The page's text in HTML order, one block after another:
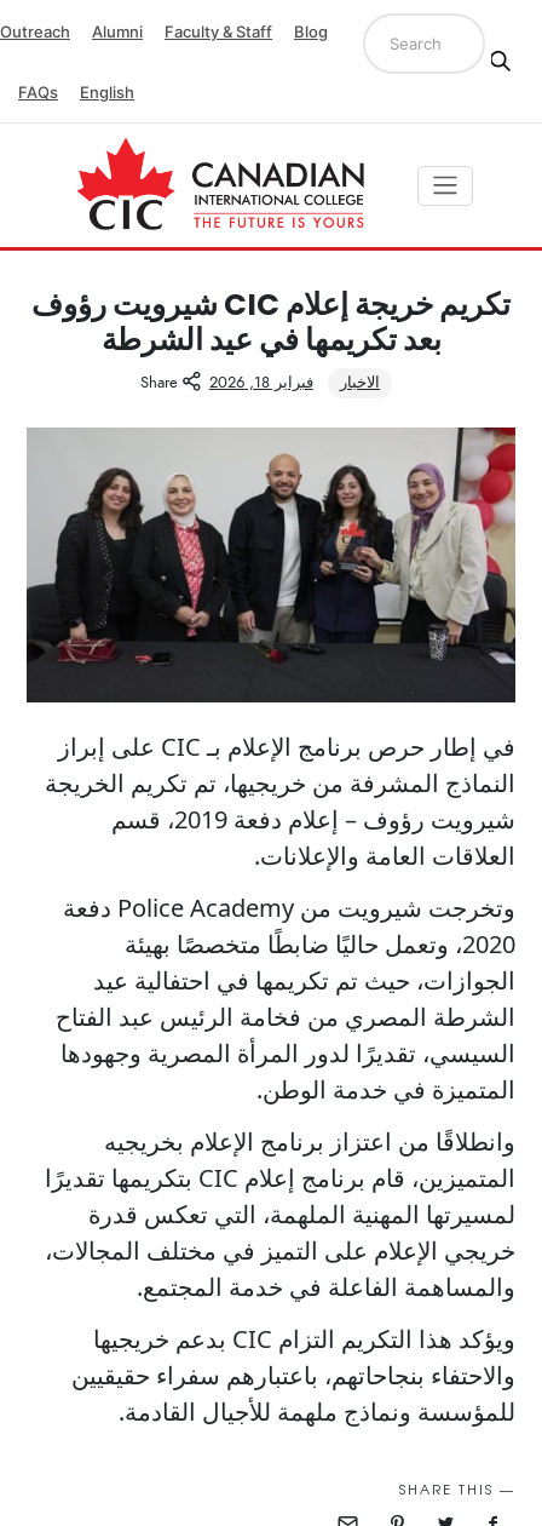
Outreach Alumni Faculty & Staff Blog
FAQs English
تكريم خريجة إعلام CIC شيرويت رؤوف
بعد تكريمها في عيد الشرطة
الاخبار فبراير 18, 2026 Share
في إطار حرص برنامج الإعلام بـ CIC على إبراز
النماذج المشرفة من خريجيها، تم تكريم الخريجة
شيرويت رؤوف – إعلام دفعة 2019، قسم
العلاقات العامة والإعلانات.
وتخرجت شيرويت من Police Academy دفعة
2020، وتعمل حاليًا ضابطًا متخصصًا بهيئة
الجوازات، حيث تم تكريمها في احتفالية عيد
الشرطة المصري من فخامة الرئيس عبد الفتاح
السيسي، تقديرًا لدور المرأة المصرية وجهودها
المتميزة في خدمة الوطن.
وانطلاقًا من اعتزاز برنامج الإعلام بخريجيه
المتميزين، قام برنامج إعلام CIC بتكريمها تقديرًا
لمسيرتها المهنية الملهمة، التي تعكس قدرة
خريجي الإعلام على التميز في مختلف المجالات،
والمساهمة الفاعلة في خدمة المجتمع.
ويؤكد هذا التكريم التزام CIC بدعم خريجيها
والاحتفاء بنجاحاتهم، باعتبارهم سفراء حقيقيين
للمؤسسة ونماذج ملهمة للأجيال القادمة.
SHARE THIS